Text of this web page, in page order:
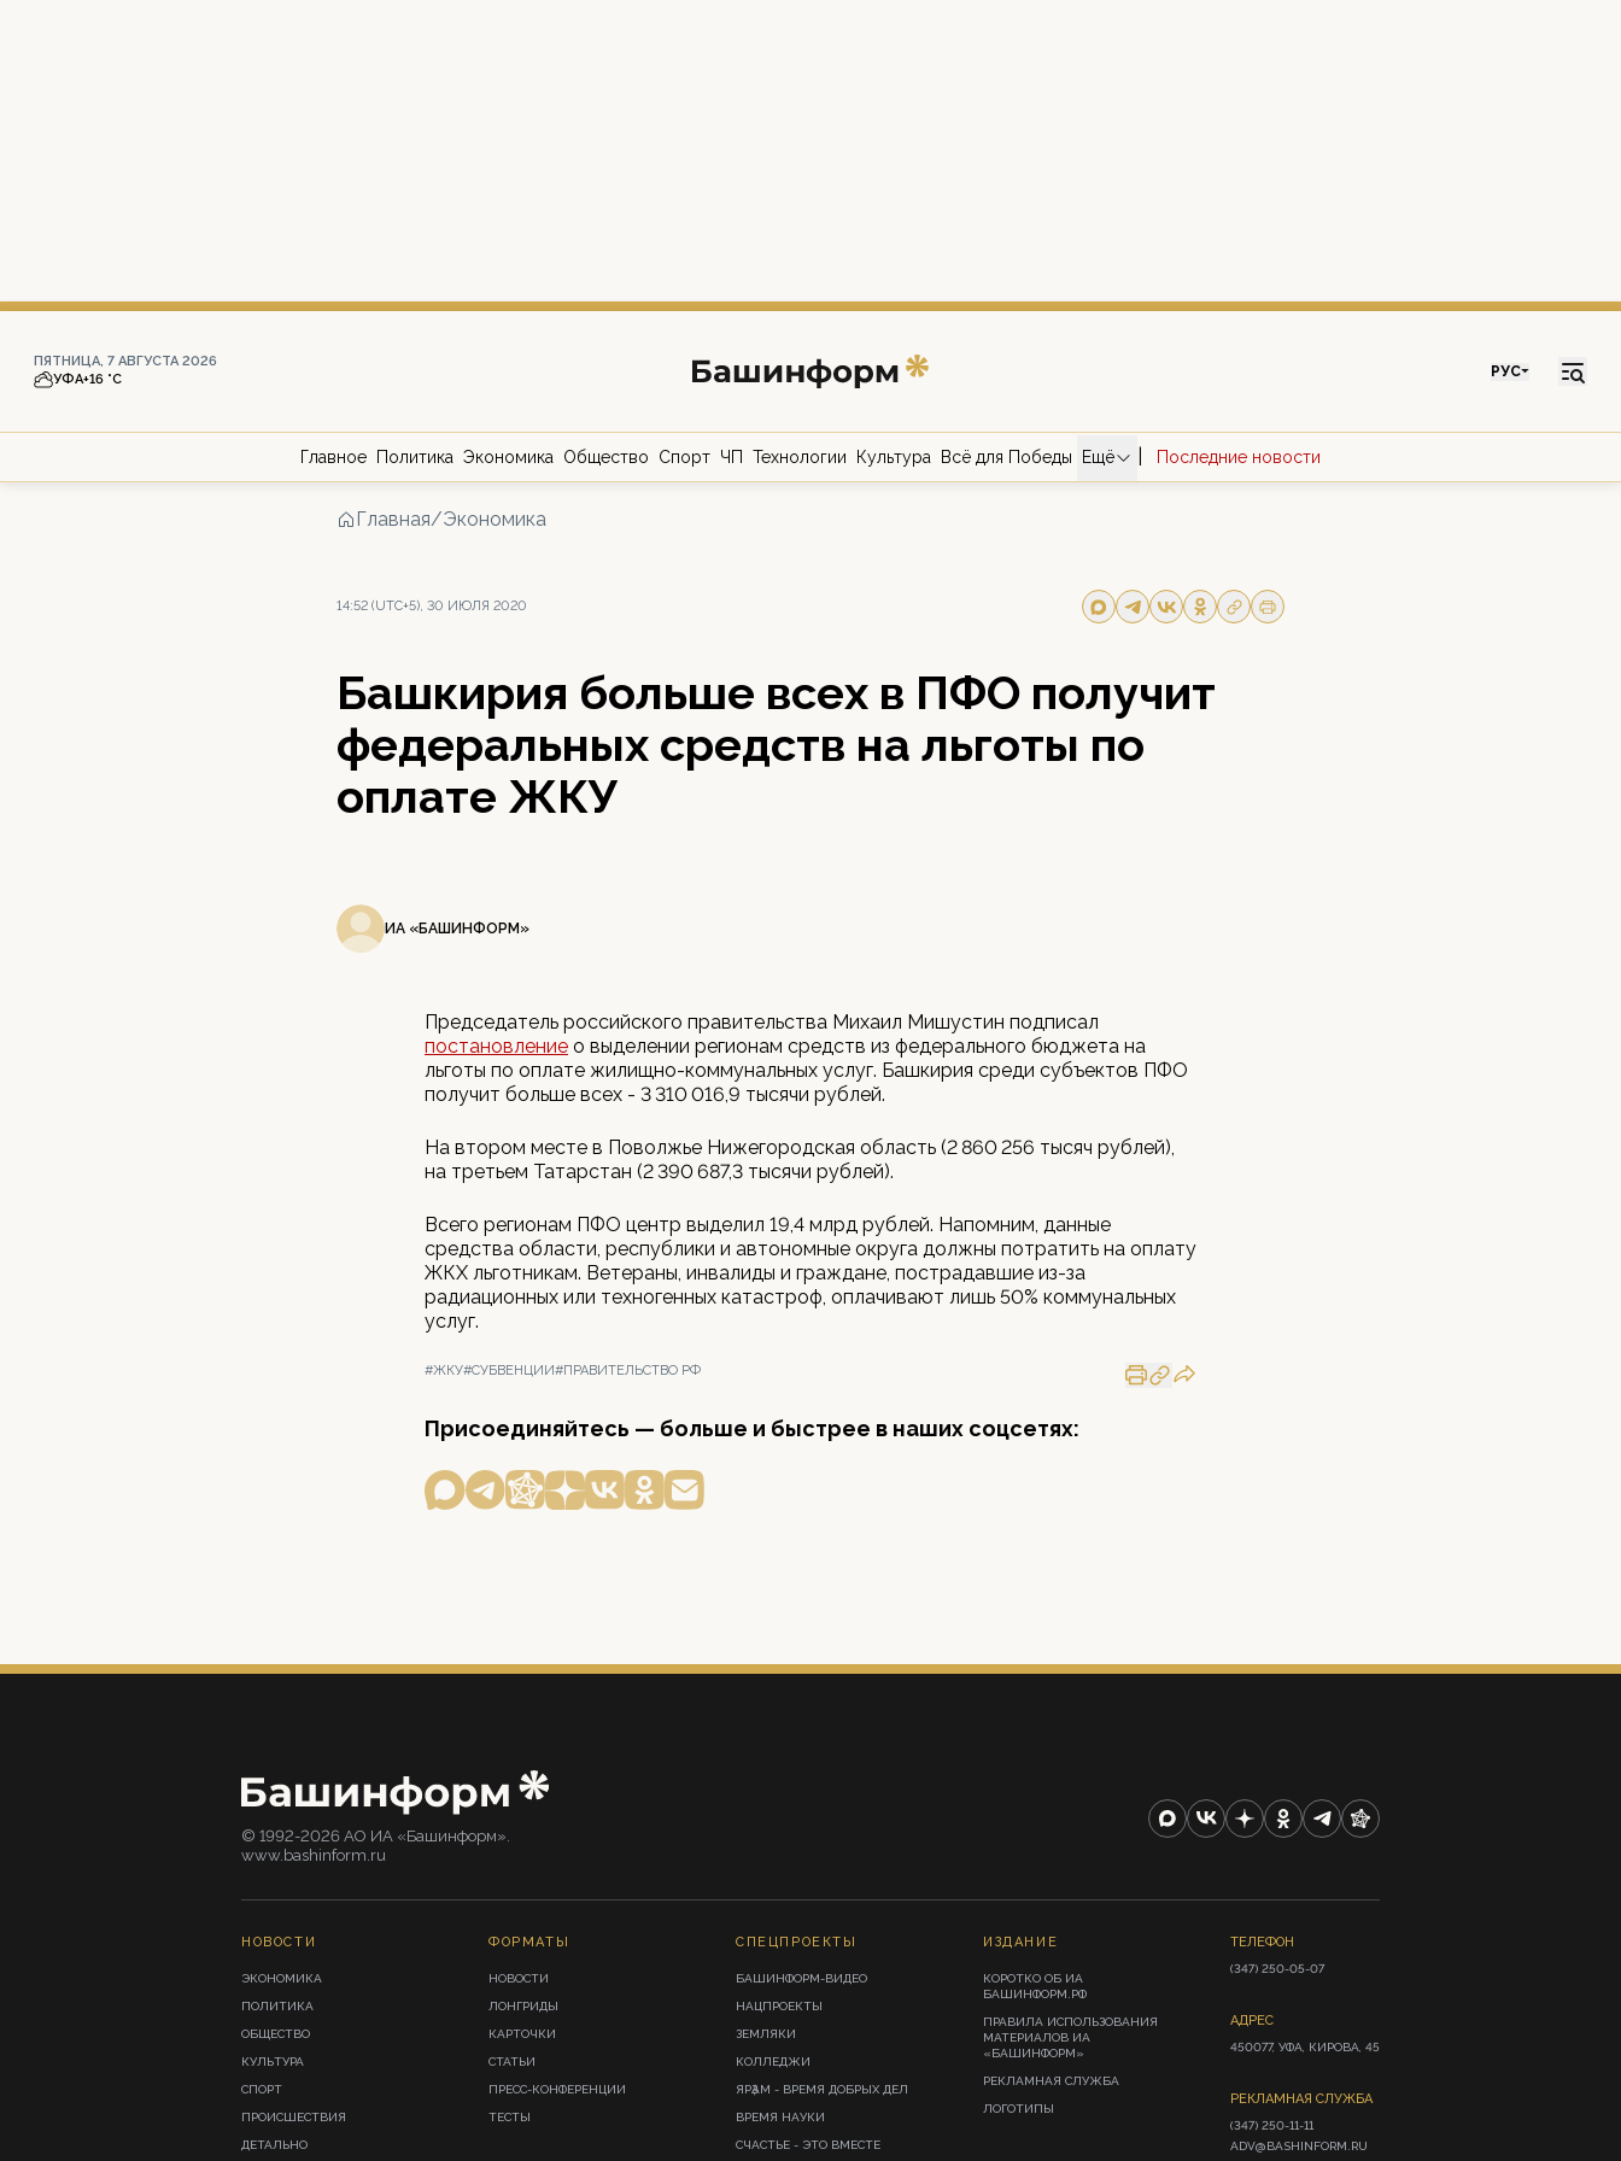
ПЯТНИЦА, 7 АВГУСТА 2026
УФА+16 °С РУС
Главное Политика Экономика Общество Спорт ЧП Технологии Культура Всё для Победы Ещё Последние новости
Главная/Экономика
14:52 (UTC+5), 30 ИЮЛЯ 2020
Башкирия больше всех в ПФО получит
федеральных средств на льготы по
оплате ЖКУ
ИА «БАШИНФОРМ»
Председатель российского правительства Михаил Мишустин подписал
постановление о выделении регионам средств из федерального бюджета на
льготы по оплате жилищно-коммунальных услуг. Башкирия среди субъектов ПФО
получит больше всех - 3 310 016,9 тысячи рублей.
На втором месте в Поволжье Нижегородская область (2 860 256 тысяч рублей),
на третьем Татарстан (2 390 687,3 тысячи рублей).
Всего регионам ПФО центр выделил 19,4 млрд рублей. Напомним, данные
средства области, республики и автономные округа должны потратить на оплату
ЖКХ льготникам. Ветераны, инвалиды и граждане, пострадавшие из-за
радиационных или техногенных катастроф, оплачивают лишь 50% коммунальных
услуг.
#ЖКУ#СУБВЕНЦИИ#ПРАВИТЕЛЬСТВО РФ
Присоединяйтесь — больше и быстрее в наших соцсетях:
© 1992-2026 АО ИА «Башинформ».
www.bashinform.ru
НОВОСТИ
ЭКОНОМИКА
ПОЛИТИКА
ОБЩЕСТВО
КУЛЬТУРА
СПОРТ
ПРОИСШЕСТВИЯ
ДЕТАЛЬНО
ФОРМАТЫ
НОВОСТИ
ЛОНГРИДЫ
КАРТОЧКИ
СТАТЬИ
ПРЕСС-КОНФЕРЕНЦИИ
ТЕСТЫ
СПЕЦПРОЕКТЫ
БАШИНФОРМ-ВИДЕО
НАЦПРОЕКТЫ
ЗЕМЛЯКИ
КОЛЛЕДЖИ
ЯРҘАМ - ВРЕМЯ ДОБРЫХ ДЕЛ
ВРЕМЯ НАУКИ
СЧАСТЬЕ - ЭТО ВМЕСТЕ
ИЗДАНИЕ
КОРОТКО ОБ ИА
БАШИНФОРМ.РФ
ПРАВИЛА ИСПОЛЬЗОВАНИЯ
МАТЕРИАЛОВ ИА
«БАШИНФОРМ»
РЕКЛАМНАЯ СЛУЖБА
ЛОГОТИПЫ
ТЕЛЕФОН
(347) 250-05-07
АДРЕС
450077, УФА, КИРОВА, 45
РЕКЛАМНАЯ СЛУЖБА
(347) 250-11-11
ADV@BASHINFORM.RU